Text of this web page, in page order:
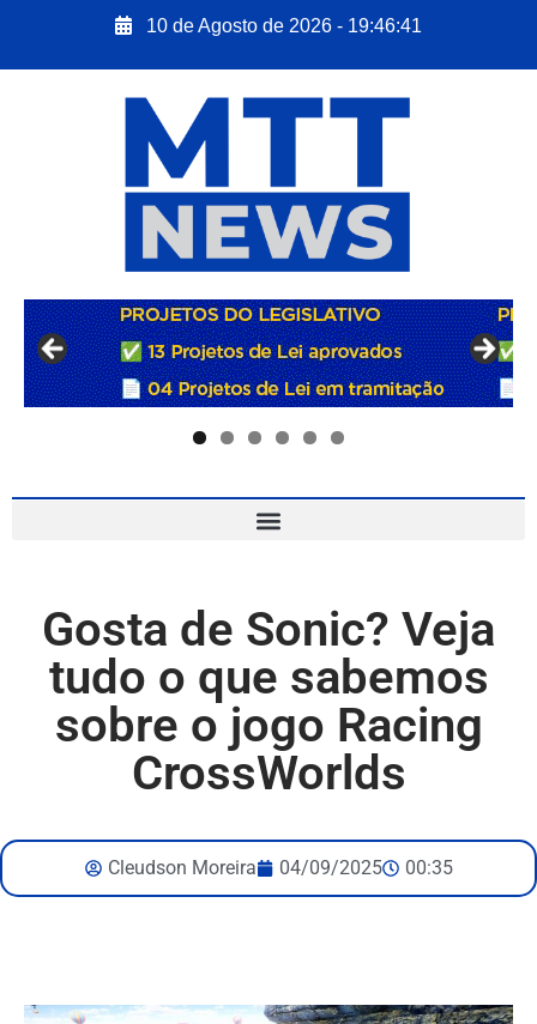
10 de Agosto de 2026 - 19:46:42
Gosta de Sonic? Veja
tudo o que sabemos
sobre o jogo Racing
CrossWorlds
Cleudson Moreira 04/09/2025 00:35